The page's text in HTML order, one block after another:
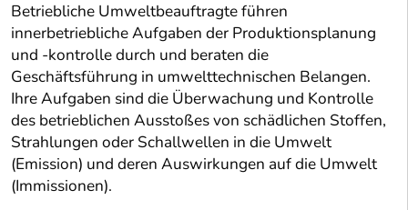
Betriebliche Umweltbeauftragte führen
innerbetriebliche Aufgaben der Produktionsplanung
und -kontrolle durch und beraten die
Geschäftsführung in umwelttechnischen Belangen.
Ihre Aufgaben sind die Überwachung und Kontrolle
des betrieblichen Ausstoßes von schädlichen Stoffen,
Strahlungen oder Schallwellen in die Umwelt
(Emission) und deren Auswirkungen auf die Umwelt
(Immissionen).